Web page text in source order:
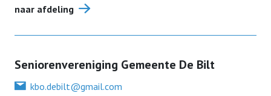
ANBI
naar afdeling
Seniorenvereniging Gemeente De Bilt
kbo.debilt@gmail.com